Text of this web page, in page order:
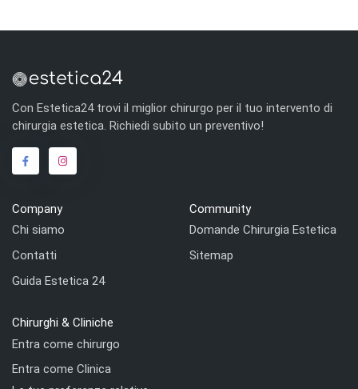
Con Estetica24 trovi il miglior chirurgo per il tuo intervento di
chirurgia estetica. Richiedi subito un preventivo!
Company
Chi siamo
Contatti
Guida Estetica 24
Community
Domande Chirurgia Estetica
Sitemap
Chirurghi & Cliniche
Entra come chirurgo
Entra come Clinica